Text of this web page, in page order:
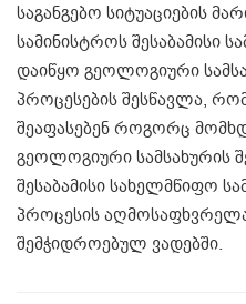
საგანგებო სიტუაციების
სამინისტროს შესაბამისი
დაიწყო გეოლოგიური
პროცესების შესწავლა,
შეაფასებენ როგორც
გეოლოგიური სამსახურის
შესაბამისი სახელმწიფო
პროცესის
შემჭიდროებულ ვადებში.